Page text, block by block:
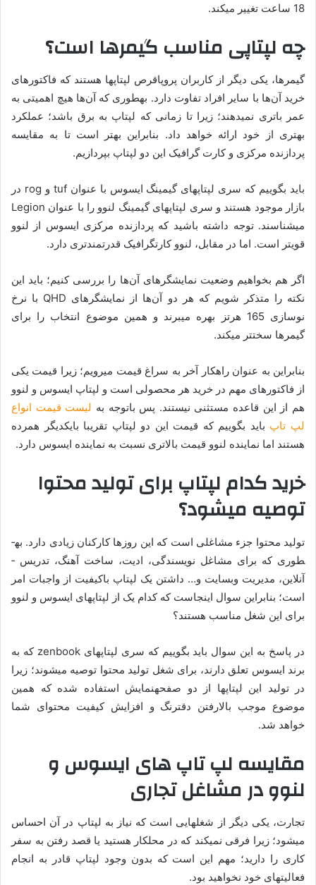
18 ساعت تغییر می­کند.
چه لپ­تاپی مناسب گیمرها است؟
گیمرها، یکی دیگر از کاربران پروپاقرص لپ­تاپ­ها هستند که فاکتورهای
خرید آن‌ها با سایر افراد تفاوت دارد. به­طوری که آن‌ها هیچ اهمیتی به
عمر باتری نمی­دهند؛ زیرا تا زمانی که لپ­تاپ به برق باشد؛ عملکرد
بهتری از خود ارائه خواهد داد. بنابراین بهتر است تا به مقایسه
پردازنده ­مرکزی و کارت ­گرافیک این دو لپ­تاپ بپردازیم.
باید بگوییم که سری لپ­تاپ­های گیمینگ ایسوس با عنوان tuf و rog در
بازار موجود هستند و سری لپ­تاپ­های گیمینگ لنوو را با عنوان Legion
می­شناسند. توجه داشته باشید که پردازنده­ مرکزی ایسوس از لنوو
قوی­تر است. اما در مقابل، لنوو کارت­گرافیک قدرتمندتری دارد.
اگر هم بخواهیم وضعیت نمایشگرهای آن‌ها را بررسی کنیم؛ باید این
نکته را متذکر شویم که هر دو آن‌ها از نمایشگرهای QHD با نرخ
نوسازی 165 هرتز بهره می­برند و همین موضوع انتخاب را برای
گیمرها سخت­تر می­کند.
بنابراین به­ عنوان راه­کار آخر به سراغ قیمت می­رویم؛ زیرا قیمت یکی
از فاکتورهای مهم در خرید هر محصولی است و لپ­تاپ ایسوس و لنوو
هم از این قاعده مستثنی نیستند. پس باتوجه به لیست قیمت انواع
لپ تاپ باید بگوییم که قیمت این دو لپ­تاپ تقریبا بایکدیگر هم­رده
هستند اما نماینده لنوو قیمت بالاتری نسبت به نماینده ایسوس دارد.
خرید کدام لپ­تاپ برای تولید محتوا
توصیه می­شود؟
تولید محتوا جزء مشاغلی است که این روزها کارکنان زیادی دارد. به­
طوری که برای مشاغل نویسندگی، ادیت، ساخت ­آهنگ، تدریس ­
آنلاین، مدیریت ­وب­سایت و… داشتن یک لپ­تاپ باکیفیت از واجبات امر
است؛ بنابراین سوال اینجاست که کدام یک از لپ­تاپ­های ایسوس و لنوو
برای این شغل مناسب هستند؟
در پاسخ به این سوال باید بگوییم که سری لپ­تاپ­های zenbook که به
برند ایسوس تعلق دارند، برای شغل تولید محتوا توصیه می­شوند؛ زیرا
در تولید این لپ­تاپ­ها از دو صفحه­نمایش استفاده شده که همین
موضوع موجب بالارفتن دقت­رنگ و افزایش کیفیت محتوای شما
خواهد شد.
مقایسه لپ تاپ های ایسوس و
لنوو در مشاغل تجاری
تجارت، یکی دیگر از شغل­هایی است که نیاز به لپ­تاپ در آن احساس
می­شود؛ زیرا فرقی نمی­کند که در محل­کار هستید یا قصد رفتن به سفر
کاری را دارید؛ مهم این است که بدون وجود لپ­تاپ قادر به انجام
فعالیت­های خود نخواهید بود.